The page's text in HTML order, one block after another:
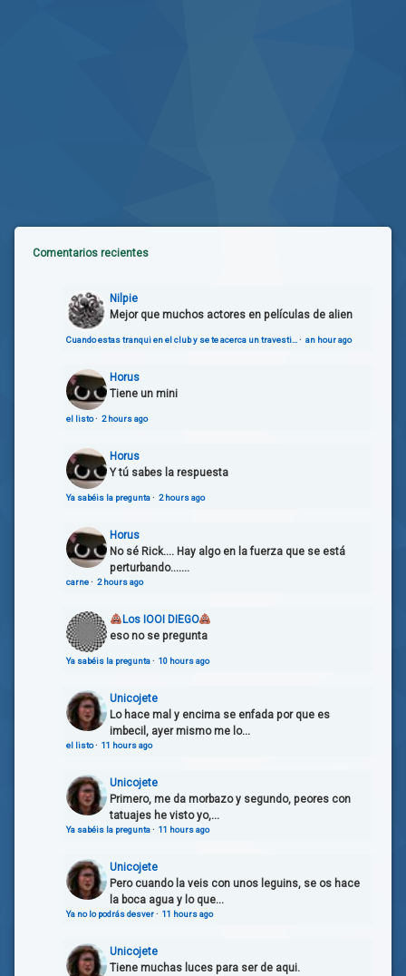
Comentarios recientes
Nilpie
Mejor que muchos actores en películas de alien
Cuando estas tranqui en el club y se te acerca un travesti… · an hour ago
Horus
Tiene un mini
el listo· 2 hours ago
Horus
Y tú sabes la respuesta
Ya sabéis la pregunta· 2 hours ago
Horus
No sé Rick.... Hay algo en la fuerza que se está
perturbando.......
carne· 2 hours ago
Los IOOI DIEGO
eso no se pregunta
Ya sabéis la pregunta· 10 hours ago
Unicojete
Lo hace mal y encima se enfada por que es
imbecil, ayer mismo me lo...
el listo· 11 hours ago
Unicojete
Primero, me da morbazo y segundo, peores con
tatuajes he visto yo,...
Ya sabéis la pregunta· 11 hours ago
Unicojete
Pero cuando la veis con unos leguins, se os hace
la boca agua y lo que...
Ya no lo podrás desver· 11 hours ago
Unicojete
Tiene muchas luces para ser de aqui.